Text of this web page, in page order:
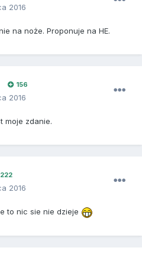
2016
na noże. Proponuje na HE.
156
2016
moje zdanie.
222
2016
to nic sie nie dzieje